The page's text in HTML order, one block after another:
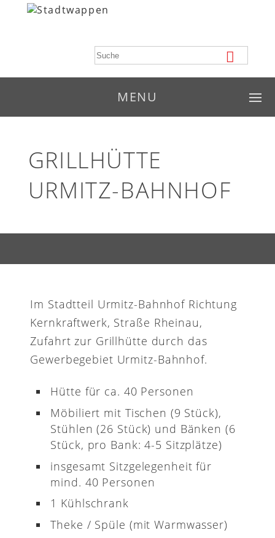
MENU
GRILLHÜTTE
URMITZ-BAHNHOF
Im Stadtteil Urmitz-Bahnhof Richtung
Kernkraftwerk, Straße Rheinau,
Zufahrt zur Grillhütte durch das
Gewerbegebiet Urmitz-Bahnhof.
Hütte für ca. 40 Personen
Möbiliert mit Tischen (9 Stück),
Stühlen (26 Stück) und Bänken (6
Stück, pro Bank: 4-5 Sitzplätze)
insgesamt Sitzgelegenheit für
mind. 40 Personen
1 Kühlschrank
Theke / Spüle (mit Warmwasser)